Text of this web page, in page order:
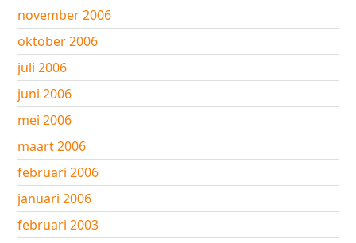
november 2006
oktober 2006
juli 2006
juni 2006
mei 2006
maart 2006
februari 2006
januari 2006
februari 2003